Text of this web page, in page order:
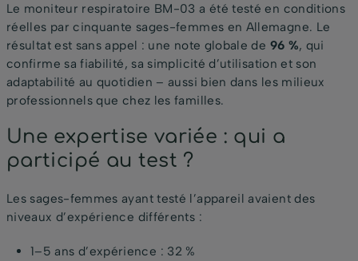
5. Conclusion
Le moniteur respiratoire BM-03 a été testé en conditions
réelles par cinquante sages-femmes en Allemagne. Le
résultat est sans appel : une note globale de 96 %, qui
confirme sa fiabilité, sa simplicité d’utilisation et son
adaptabilité au quotidien – aussi bien dans les milieux
professionnels que chez les familles.
Une expertise variée : qui a
participé au test ?
Les sages-femmes ayant testé l’appareil avaient des
niveaux d’expérience différents :
1–5 ans d’expérience : 32 %